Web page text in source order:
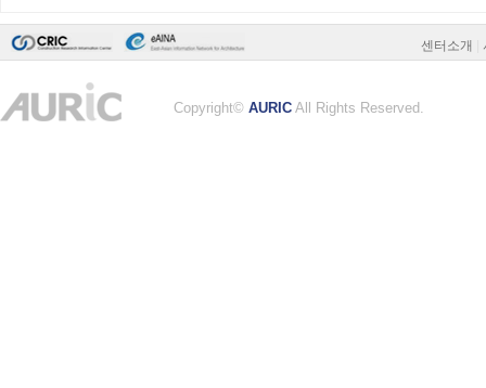
센터소개
Copyright© AURIC All Rights Reserved.